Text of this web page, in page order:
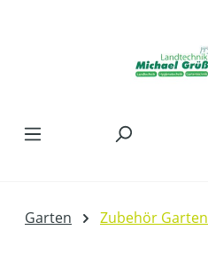
Garten Zubehör Garten